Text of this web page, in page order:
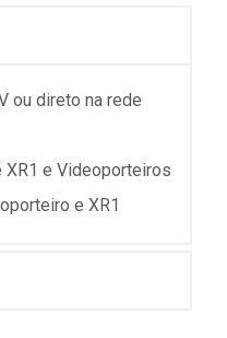
ou direto na rede
e Videoporteiros
e XR1